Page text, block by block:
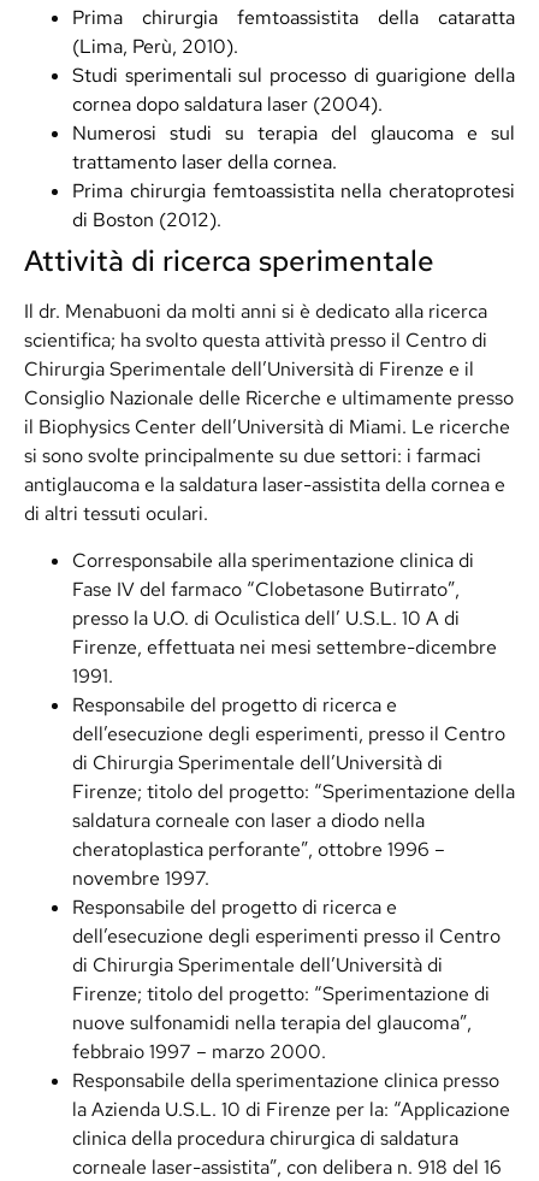
Prima chirurgia femtoassistita della cataratta
(Lima, Perù, 2010).
Studi sperimentali sul processo di guarigione della
cornea dopo saldatura laser (2004).
Numerosi studi su terapia del glaucoma e sul
trattamento laser della cornea.
Prima chirurgia femtoassistita nella cheratoprotesi
di Boston (2012).
Attività di ricerca sperimentale
Il dr. Menabuoni da molti anni si è dedicato alla ricerca
scientifica; ha svolto questa attività presso il Centro di
Chirurgia Sperimentale dell’Università di Firenze e il
Consiglio Nazionale delle Ricerche e ultimamente presso
il Biophysics Center dell’Università di Miami. Le ricerche
si sono svolte principalmente su due settori: i farmaci
antiglaucoma e la saldatura laser-assistita della cornea e
di altri tessuti oculari.
Corresponsabile alla sperimentazione clinica di
Fase IV del farmaco “Clobetasone Butirrato”,
presso la U.O. di Oculistica dell’ U.S.L. 10 A di
Firenze, effettuata nei mesi settembre-dicembre
1991.
Responsabile del progetto di ricerca e
dell’esecuzione degli esperimenti, presso il Centro
di Chirurgia Sperimentale dell’Università di
Firenze; titolo del progetto: “Sperimentazione della
saldatura corneale con laser a diodo nella
cheratoplastica perforante”, ottobre 1996 –
novembre 1997.
Responsabile del progetto di ricerca e
dell’esecuzione degli esperimenti presso il Centro
di Chirurgia Sperimentale dell’Università di
Firenze; titolo del progetto: “Sperimentazione di
nuove sulfonamidi nella terapia del glaucoma”,
febbraio 1997 – marzo 2000.
Responsabile della sperimentazione clinica presso
la Azienda U.S.L. 10 di Firenze per la: “Applicazione
clinica della procedura chirurgica di saldatura
corneale laser-assistita”, con delibera n. 918 del 16